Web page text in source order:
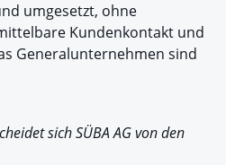
umgesetzt, ohne
Kundenkontakt und
Generalunternehmen sind
sich SÜBA AG von den